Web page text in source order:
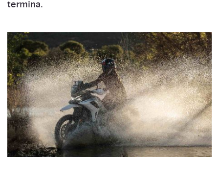
termina.